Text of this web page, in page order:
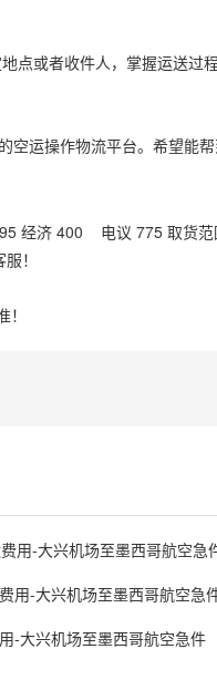
或者收件人，掌握运送
运操作物流平台。希望能帮
经济 400 电议 775 取货
！
用-大兴机场至墨西哥航空急
用-大兴机场至墨西哥航空急
-大兴机场至墨西哥航空急件